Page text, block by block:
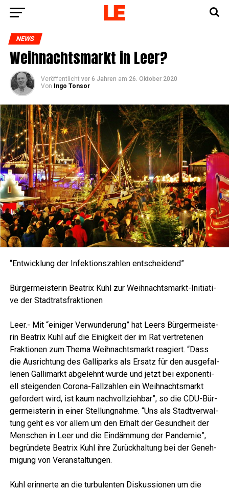
NEWS
Weih­nachts­markt in Leer?
Veröffentlicht vor 6 Jahren am 26. Oktober 2020
Von
Ingo Tonsor
“Ent­wick­lung der Infek­ti­ons­zah­len entscheidend”
Bür­ger­meis­te­rin Bea­trix Kuhl zur Weih­nachts­markt-Initia­ti­
ve der Stadtratsfraktionen
Leer.- Mit “eini­ger Ver­wun­de­rung” hat Leers Bür­ger­meis­te­
rin Bea­trix Kuhl auf die Einig­keit der im Rat ver­tre­te­nen
Frak­tio­nen zum The­ma Weih­nachts­markt reagiert. “Dass
die Aus­rich­tung des Gal­li­parks als Ersatz für den aus­ge­fal­
le­nen Gal­li­markt abge­lehnt wur­de und jetzt bei expo­nen­ti­
ell stei­gen­den Coro­na-Fall­zah­len ein Weih­nachts­markt
gefor­dert wird, ist kaum nach­voll­zieh­bar”, so die CDU-Bür­
ger­meis­te­rin in einer Stel­lung­nah­me. “Uns als Stadt­ver­wal­
tung geht es vor allem um den Erhalt der Gesund­heit der
Men­schen in Leer und die Ein­däm­mung der Pan­de­mie”,
begrün­de­te Bea­trix Kuhl ihre Zurück­hal­tung bei der Geneh­
mi­gung von Veranstaltungen.
Kuhl erin­ner­te an die tur­bu­len­ten Dis­kus­sio­nen um die